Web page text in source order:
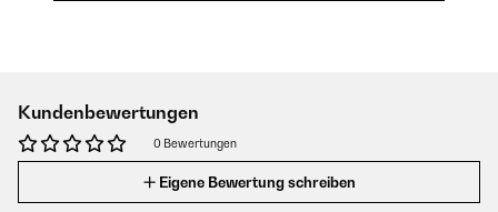
Kundenbewertungen
0 Bewertungen
Eigene Bewertung schreiben